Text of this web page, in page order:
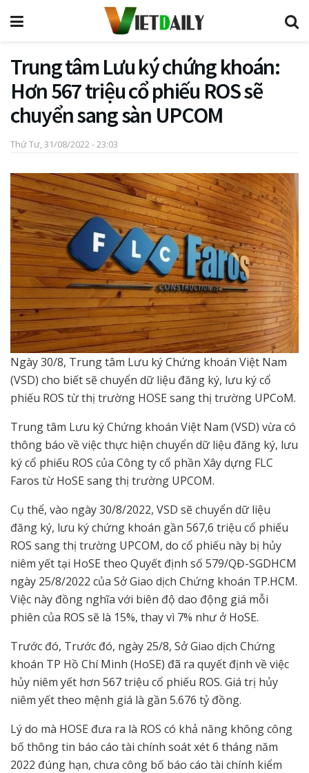
Trung tâm Lưu ký chứng khoán:
Hơn 567 triệu cổ phiếu ROS sẽ
chuyển sang sàn UPCOM
Thứ Tư, 31/08/2022 - 23:03
Ngày 30/8, Trung tâm Lưu ký Chứng khoán Việt Nam
(VSD) cho biết sẽ chuyển dữ liệu đăng ký, lưu ký cổ
phiếu ROS từ thị trường HOSE sang thị trường UPCoM.
Trung tâm Lưu ký Chứng khoán Việt Nam (VSD) vừa có
thông báo về việc thực hiện chuyển dữ liệu đăng ký, lưu
ký cổ phiếu ROS của Công ty cổ phần Xây dựng FLC
Faros từ HoSE sang thị trường UPCOM.
Cụ thể, vào ngày 30/8/2022, VSD sẽ chuyển dữ liệu
đăng ký, lưu ký chứng khoán gần 567,6 triệu cổ phiếu
ROS sang thị trường UPCOM, do cổ phiếu này bị hủy
niêm yết tại HoSE theo Quyết định số 579/QĐ-SGDHCM
ngày 25/8/2022 của Sở Giao dịch Chứng khoán TP.HCM.
Việc này đồng nghĩa với biên độ dao động giá mỗi
phiên của ROS sẽ là 15%, thay vì 7% như ở HoSE.
Trước đó, Trước đó, ngày 25/8, Sở Giao dịch Chứng
khoán TP Hồ Chí Minh (HoSE) đã ra quyết định về việc
hủy niêm yết hơn 567 triệu cổ phiếu ROS. Giá trị hủy
niêm yết theo mệnh giá là gần 5.676 tỷ đồng.
Lý do mà HOSE đưa ra là ROS có khả năng không công
bố thông tin báo cáo tài chính soát xét 6 tháng năm
2022 đúng hạn, chưa công bố báo cáo tài chính kiểm